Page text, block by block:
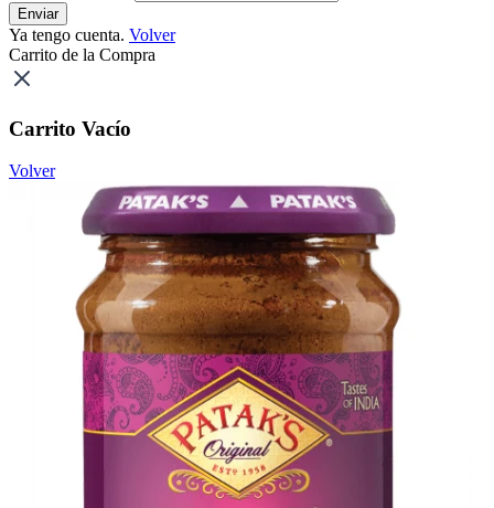
Enviar
Ya tengo cuenta. Volver
Carrito de la Compra
Carrito Vacío
Volver